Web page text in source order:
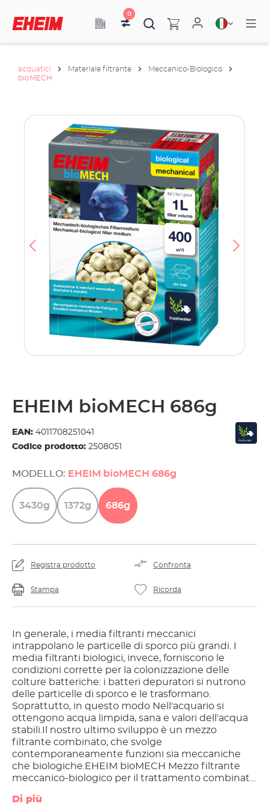
0
acquatici Materiale filtrante
Meccanico-Biologico
bioMECH
EHEIM bioMECH 686g
EAN: 4011708251041
Codice prodotto: 2508051
MODELLO: EHEIM bioMECH 686g
3430g 1372g 686g
Registra prodotto Confronta
Stampa Ricorda
In generale, i media filtranti meccanici
intrappolano le particelle di sporco più grandi. I
media filtranti biologici, invece, forniscono le
condizioni corrette per la colonizzazione delle
colture batteriche: i batteri depuratori si nutrono
delle particelle di sporco e le trasformano.
Soprattutto, in questo modo Nell'acquario si
ottengono acqua limpida, sana e valori dell'acqua
stabili.Il nostro ultimo sviluppo è un mezzo
filtrante combinato, che svolge
contemporaneamente funzioni sia meccaniche
che biologiche.EHEIM bioMECH Mezzo filtrante
meccanico-biologico per il trattamento combinato
intelligente: Le sacche di raccolta dello sporco
Di più